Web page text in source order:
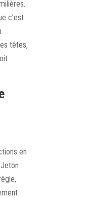
c’est
têtes,
en